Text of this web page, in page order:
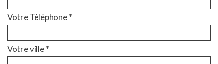
Votre Téléphone *
Votre ville *